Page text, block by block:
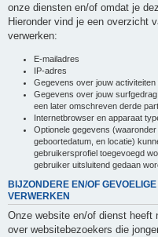
onze diensten en/of omdat je
Hieronder vind je een overzicht
verwerken:
E-mailadres
IP-adres
Gegevens over jouw
Gegevens over jouw
een later omschreven derde
Internetbrowser en apparaat
Optionele gegevens
geboortedatum, en locatie)
gebruikersprofiel toegevoegd
gebruiker uitsluitend gedaan
BIJZONDERE EN/OF
VERWERKEN
Onze website en/of dienst heeft
over websitebezoekers die